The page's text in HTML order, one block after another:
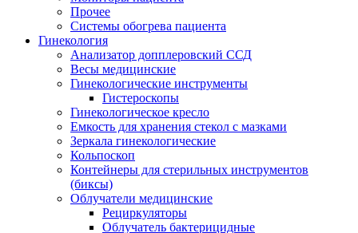
Прочее
Системы обогрева пациента
Гинекология
Анализатор допплеровский ССД
Весы медицинские
Гинекологические инструменты
Гистероскопы
Гинекологическое кресло
Емкость для хранения стекол с мазками
Зеркала гинекологические
Кольпоскоп
Контейнеры для стерильных инструментов
(биксы)
Облучатели медицинские
Рециркуляторы
Облучатель бактерицидные